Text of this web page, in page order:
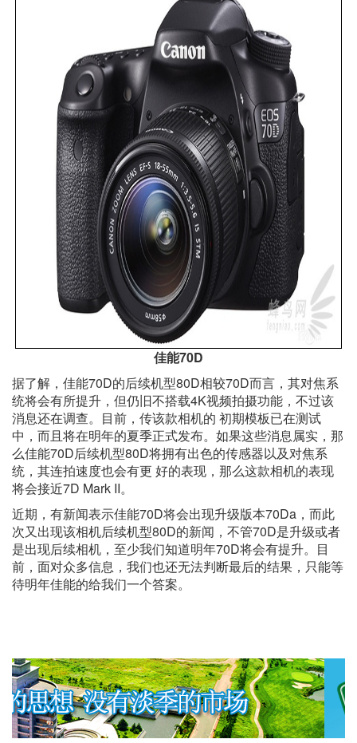
佳能70D
据了解，佳能70D的后续机型80D相较70D而言，其对焦系
统将会有所提升，但仍旧不搭载4K视频拍摄功能，不过该
消息还在调查。目前，传该款相机的 初期模板已在测试
中，而且将在明年的夏季正式发布。如果这些消息属实，那
么佳能70D后续机型80D将拥有出色的传感器以及对焦系
统，其连拍速度也会有更 好的表现，那么这款相机的表现
将会接近7D Mark II。
近期，有新闻表示佳能70D将会出现升级版本70Da，而此
次又出现该相机后续机型80D的新闻，不管70D是升级或者
是出现后续相机，至少我们知道明年70D将会有提升。目
前，面对众多信息，我们也还无法判断最后的结果，只能等
待明年佳能的给我们一个答案。